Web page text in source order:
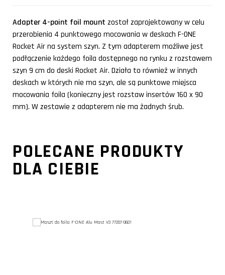
Adapter 4-point foil mount został zaprojektowany w celu
przerobienia 4 punktowego mocowania w deskach F-ONE
Rocket Air na system szyn. Z tym adapterem możliwe jest
podłączenie każdego foila dostępnego na rynku z rozstawem
szyn 9 cm do deski Rocket Air. Działa to również w innych
deskach w których nie ma szyn, ale są punktowe miejsca
mocowania foila (konieczny jest rozstaw insertów 160 x 90
mm). W zestawie z adapterem nie ma żadnych śrub.
POLECANE PRODUKTY
DLA CIEBIE